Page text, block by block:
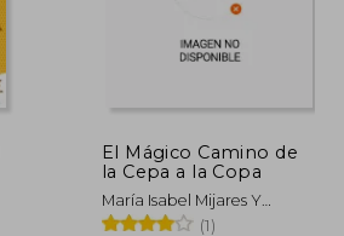
El Mágico Camino de
la Cepa a la Copa
María Isabel Mijares Y
García-Pelayo(1)